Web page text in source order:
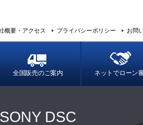
概要・アクセス プライバシーポリシー お問
全国販売のご案内 ネットでローン
SONY DSC